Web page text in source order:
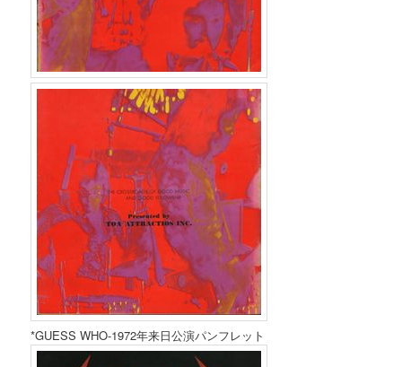
*GUESS WHO-1972年来日公演パンフレット